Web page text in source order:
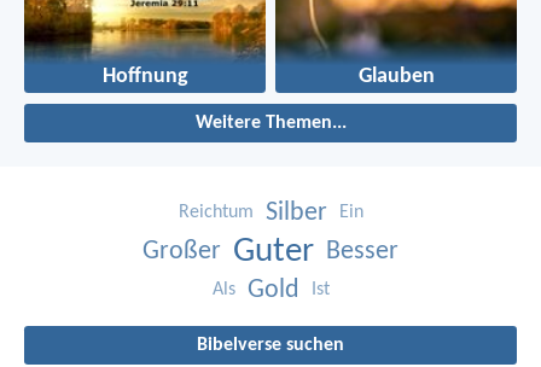
Hoffnung Glauben
Weitere Themen...
Reichtum Silber Ein
Großer Guter Besser
Als Gold Ist
Bibelverse suchen